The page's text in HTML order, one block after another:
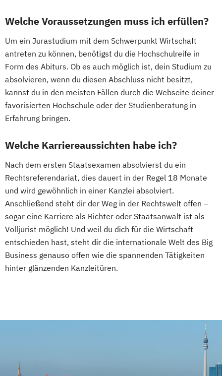
Welche Voraussetzungen muss ich erfüllen?
Um ein Jurastudium mit dem Schwerpunkt Wirtschaft
antreten zu können, benötigst du die Hochschulreife in
Form des Abiturs. Ob es auch möglich ist, dein Studium zu
absolvieren, wenn du diesen Abschluss nicht besitzt,
kannst du in den meisten Fällen durch die Webseite deiner
favorisierten Hochschule oder der Studienberatung in
Erfahrung bringen.
Welche Karriereaussichten habe ich?
Nach dem ersten Staatsexamen absolvierst du ein
Rechtsreferendariat, dies dauert in der Regel 18 Monate
und wird gewöhnlich in einer Kanzlei absolviert.
Anschließend steht dir der Weg in der Rechtswelt offen –
sogar eine Karriere als Richter oder Staatsanwalt ist als
Volljurist möglich! Und weil du dich für die Wirtschaft
entschieden hast, steht dir die internationale Welt des Big
Business genauso offen wie die spannenden Tätigkeiten
hinter glänzenden Kanzleitüren.